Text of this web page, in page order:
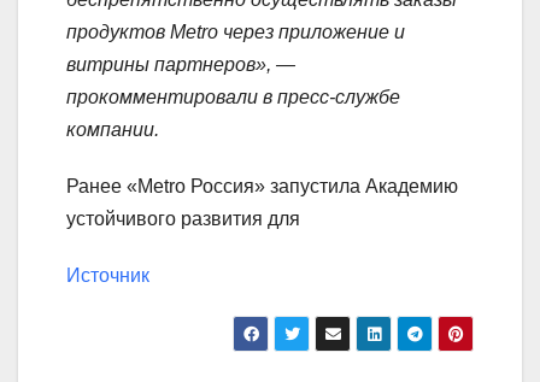
продуктов Metro через приложение и
витрины партнеров», —
прокомментировали в пресс-службе
компании.
Ранее «Metro Россия» запустила Академию
устойчивого развития для
Источник